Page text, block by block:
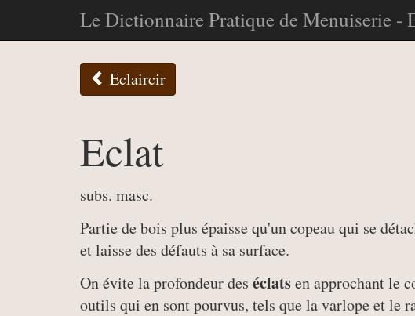
Le Dictionnaire Pratique de Menuiserie -
Eclaircir
Eclat
subs. masc.
Partie de bois plus épaisse qu'un copeau qui se
et laisse des défauts à sa surface.
On évite la profondeur des éclatsen approchant le
outils qui en sont pourvus, tels que la varlope et le